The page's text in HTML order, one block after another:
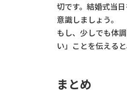
切です。結婚式当
意識しましょう。
もし、少しでも体
い」ことを伝える
まとめ